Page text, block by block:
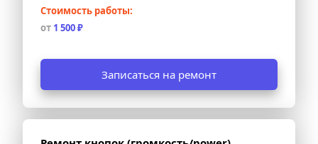
Стоимость работы:
от 1 500 ₽
Записаться на ремонт